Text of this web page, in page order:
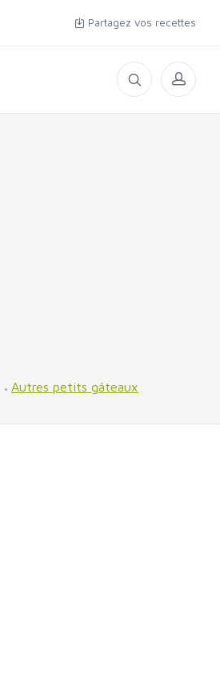
Partagez vos recettes
Autres petits gâteaux